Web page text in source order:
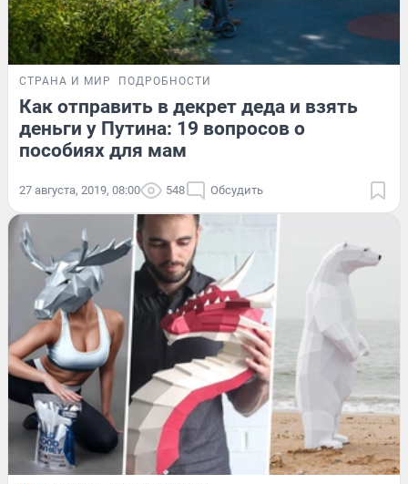
СТРАНА И МИР ПОДРОБНОСТИ
Как отправить в декрет деда и взять
деньги у Путина: 19 вопросов о
пособиях для мам
27 августа, 2019, 08:00 548 Обсудить